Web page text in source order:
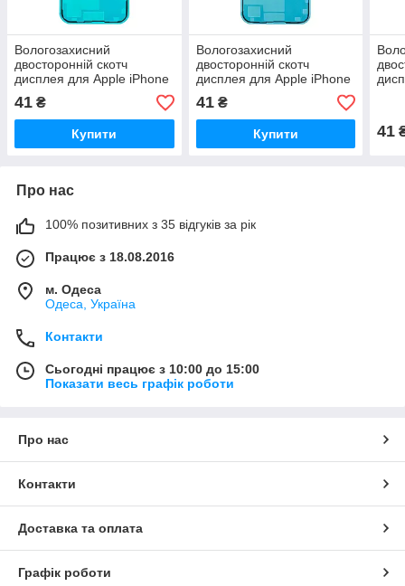
Вологозахисний
двосторонній скотч
дисплея для Apple iPhone
41 ₴
Купити
Вологозахисний
двосторонній скотч
дисплея для Apple iPhone
41₴
Купити 41
Про нас
100% позитивних з 35 відгуків за рік
Працює з 18.08.2016
м. Одеса
Одеса, Україна
Контакти
Сьогодні працює з 10:00 до 15:00
Показати весь графік роботи
Про нас
Контакти
Доставка та оплата
Графік роботи